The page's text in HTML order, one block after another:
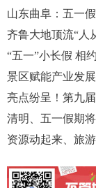
山东曲阜：五一
齐鲁大地顶流“人
“五一”小长假 相
景区赋能产业发
亮点纷呈！第九
清明、五一假期
资源动起来、旅